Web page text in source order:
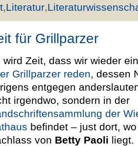
,Literatur,
für Grillparzer
wird Zeit, dass wir wieder
Grillparzer reden, dessen
entgegen
irgendwo, sondern in der
der
befindet – just dort,
von Betty Paoli liegt.